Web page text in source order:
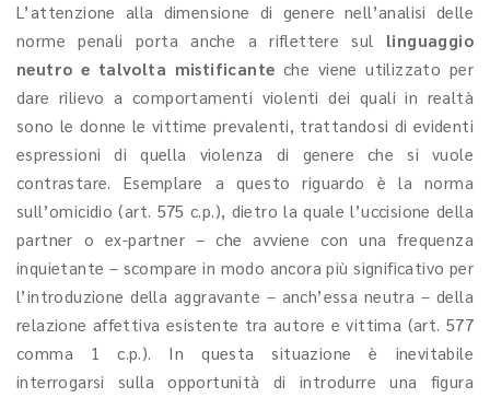
L’attenzione alla dimensione di genere nell’analisi delle
norme penali porta anche a riflettere sul linguaggio
neutro e talvolta mistificante che viene utilizzato per
dare rilievo a comportamenti violenti dei quali in realtà
sono le donne le vittime prevalenti, trattandosi di evidenti
espressioni di quella violenza di genere che si vuole
contrastare. Esemplare a questo riguardo è la norma
sull’omicidio (art. 575 c.p.), dietro la quale l’uccisione della
partner o ex-partner – che avviene con una frequenza
inquietante – scompare in modo ancora più significativo per
l’introduzione della aggravante – anch’essa neutra – della
relazione affettiva esistente tra autore e vittima (art. 577
comma 1 c.p.). In questa situazione è inevitabile
interrogarsi sulla opportunità di introdurre una figura